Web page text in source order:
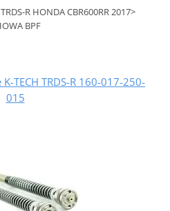
R HONDA CBR600RR 2017>
BPF
TECH TRDS-R 160-017-250-
015